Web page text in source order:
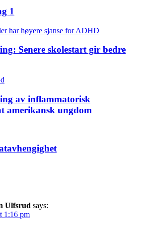
1
Senere skolestart gir bedre
av inflammatorisk
amerikansk ungdom
Ulfsrud says:
1:16 pm